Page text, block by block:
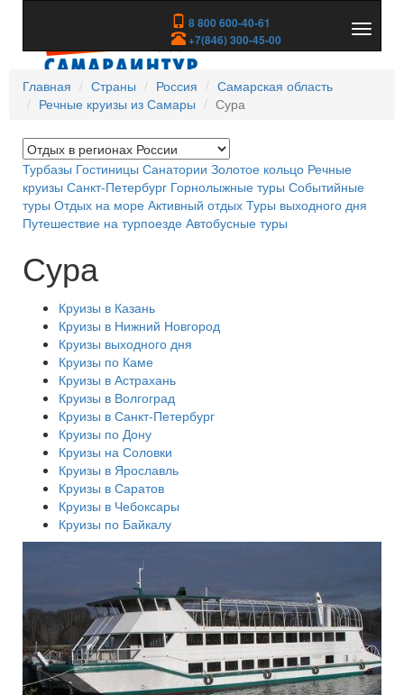
8 800 600-40-61
+7(846) 300-45-00
скрыть
Главная
Страны Россия
Самарская область
Речные круизы из Самары
Сура
Турбазы Гостиницы Санатории Золотое кольцо Речные
круизы Санкт-Петербург Горнолыжные туры Событийные
туры Отдых на море Активный отдых Туры выходного дня
Путешествие на турпоезде Автобусные туры
Сура
Круизы в Казань
Круизы в Нижний Новгород
Круизы выходного дня
Круизы по Каме
Круизы в Астрахань
Круизы в Волгоград
Круизы в Санкт-Петербург
Круизы по Дону
Круизы на Соловки
Круизы в Ярославль
Круизы в Саратов
Круизы в Чебоксары
Круизы по Байкалу